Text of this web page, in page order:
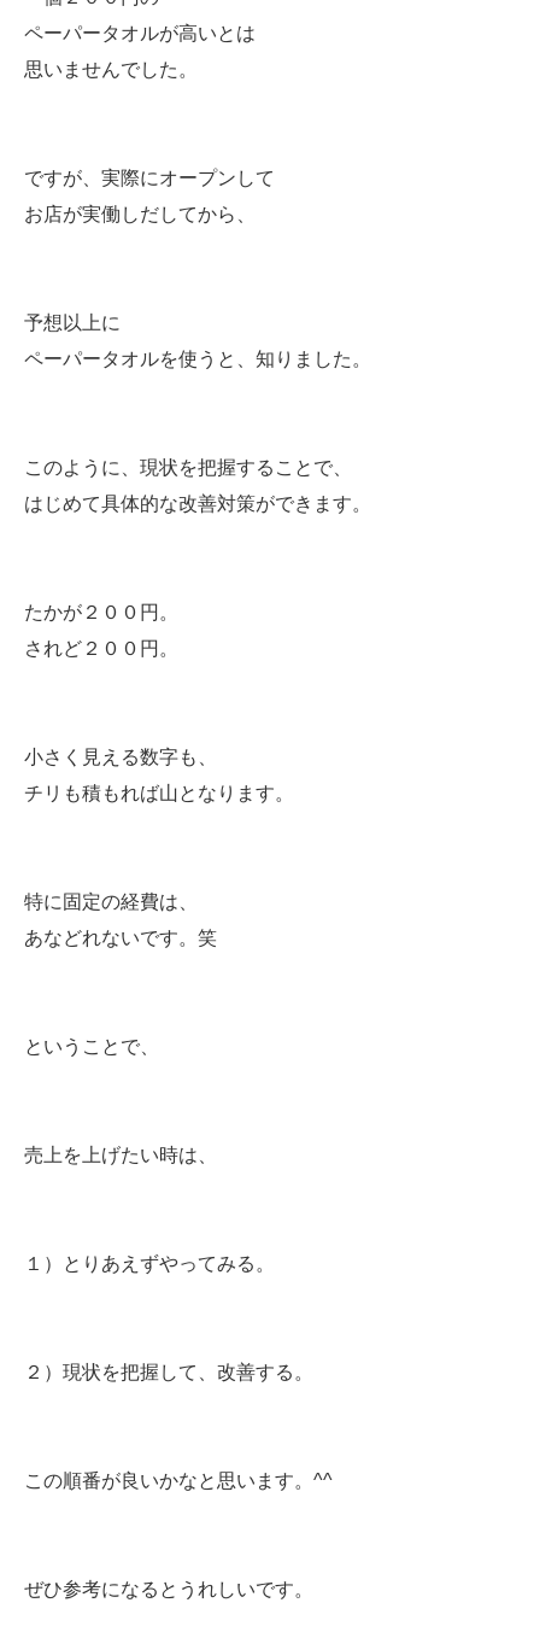
ペーパータオルが高いとは
思いませんでした。
ですが、実際にオープンして
お店が実働しだしてから、
予想以上に
ペーパータオルを使うと、知りました。
このように、現状を把握することで、
はじめて具体的な改善対策ができます。
たかが２００円。
されど２００円。
小さく見える数字も、
チリも積もれば山となります。
特に固定の経費は、
あなどれないです。笑
ということで、
売上を上げたい時は、
１）とりあえずやってみる。
２）現状を把握して、改善する。
この順番が良いかなと思います。^^
ぜひ参考になるとうれしいです。